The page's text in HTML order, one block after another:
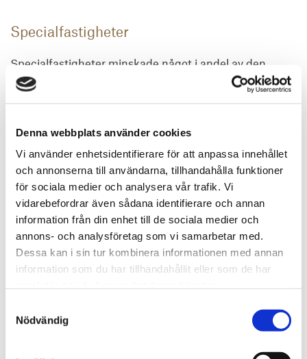
Denna webbplats använder cookies
Vi använder enhetsidentifierare för att anpassa innehållet
och annonserna till användarna, tillhandahålla funktioner
för sociala medier och analysera vår trafik. Vi
vidarebefordrar även sådana identifierare och annan
information från din enhet till de sociala medier och
annons- och analysföretag som vi samarbetar med.
Dessa kan i sin tur kombinera informationen med annan
information som du har tillhandahållit eller som de har
Nödvändig
Specialfastigheter
Specialfastigheter minskade något i andel av den
totala transaktionsvolymen jämfört med 2024 och
uppgick under 2025 till cirka 7 procent (8 procent
men relativt stora affärer.
Den största transaktionen utgjordes av Inteas förvärv
av en portfölj med säkerhetsfastigheter omfattande sju
anstalter och fyra SIS-hem, med en sammanlagd yta
om drygt 78 000 kvadratmeter. Säljare var
Specialfastigheter och köpeskillingen uppgick till cirka
1,39 mdkr. En annan betydande affär var Nordiqus
förvärv av Nya Dalarna Högskola från Diös för 706 mkr.
Segmentet Mark & Övrigt ökade sin andel av den totala